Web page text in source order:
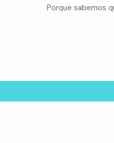
Porque sabemos